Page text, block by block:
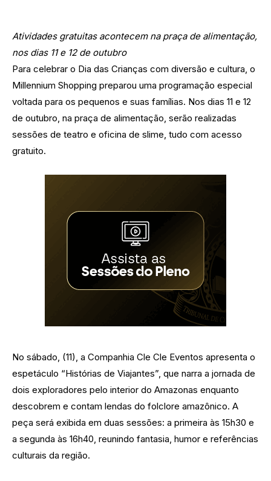
Atividades gratuitas acontecem na praça de alimentação,
nos dias 11 e 12 de outubro
Para celebrar o Dia das Crianças com diversão e cultura, o
Millennium Shopping preparou uma programação especial
voltada para os pequenos e suas famílias. Nos dias 11 e 12
de outubro, na praça de alimentação, serão realizadas
sessões de teatro e oficina de slime, tudo com acesso
gratuito.
No sábado, (11), a Companhia Cle Cle Eventos apresenta o
espetáculo “Histórias de Viajantes”, que narra a jornada de
dois exploradores pelo interior do Amazonas enquanto
descobrem e contam lendas do folclore amazônico. A
peça será exibida em duas sessões: a primeira às 15h30 e
a segunda às 16h40, reunindo fantasia, humor e referências
culturais da região.